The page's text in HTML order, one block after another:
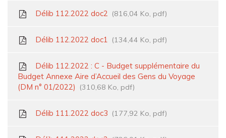
Délib 112.2022 doc2 816,04 Ko, pdf
Délib 112.2022 doc1 134,44 Ko, pdf
Délib 112.2022 : C - Budget supplémentaire du
Budget Annexe Aire d’Accueil des Gens du Voyage
(DM n° 01/2022)
310,68 Ko, pdf
Délib 111.2022 doc3 177,92 Ko, pdf